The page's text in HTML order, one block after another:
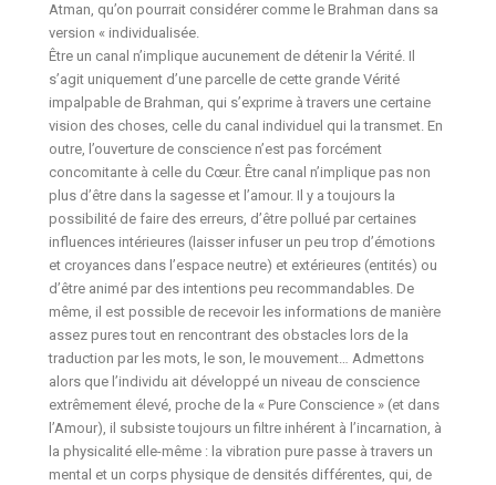
Atman, qu’on pourrait considérer comme le Brahman dans sa
version « individualisée.
Être un canal n’implique aucunement de détenir la Vérité. Il
s’agit uniquement d’une parcelle de cette grande Vérité
impalpable de Brahman, qui s’exprime à travers une certaine
vision des choses, celle du canal individuel qui la transmet. En
outre, l’ouverture de conscience n’est pas forcément
concomitante à celle du Cœur. Être canal n’implique pas non
plus d’être dans la sagesse et l’amour. Il y a toujours la
possibilité de faire des erreurs, d’être pollué par certaines
influences intérieures (laisser infuser un peu trop d’émotions
et croyances dans l’espace neutre) et extérieures (entités) ou
d’être animé par des intentions peu recommandables. De
même, il est possible de recevoir les informations de manière
assez pures tout en rencontrant des obstacles lors de la
traduction par les mots, le son, le mouvement… Admettons
alors que l’individu ait développé un niveau de conscience
extrêmement élevé, proche de la « Pure Conscience » (et dans
l’Amour), il subsiste toujours un filtre inhérent à l’incarnation, à
la physicalité elle-même : la vibration pure passe à travers un
mental et un corps physique de densités différentes, qui, de